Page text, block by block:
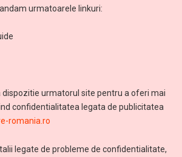
urmatoarele linkuri:
dispozitie urmatorul site pentru a oferi mai
confidentialitatea legata de publicitatea
romania.ro
legate de probleme de confidentialitate,